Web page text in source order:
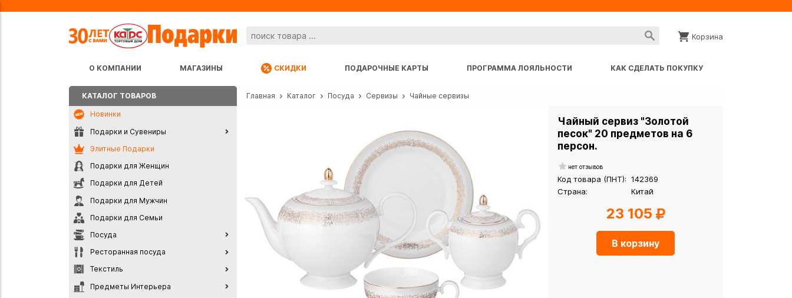
Корзина
О КОМПАНИИ МАГАЗИНЫ СКИДКИ ПОДАРОЧНЫЕ КАРТЫ ПРОГРАММА ЛОЯЛЬНОСТИ КАК СДЕЛАТЬ ПОКУПКУ
КАТАЛОГ ТОВАРОВ
Новинки
Подарки и Сувениры
Элитные Подарки
Подарки для Женщин
Подарки для Детей
Подарки для Мужчин
Подарки для Семьи
Посуда
Ресторанная посуда
Текстиль
Предметы Интерьера
Главная Каталог Посуда Сервизы Чайные сервизы
Чайный сервиз "Золотой
песок" 20 предметов на 6
персон.
нет отзывов
Код товара (ПНТ): 142369
Страна:
Китай
23 105
В корзину